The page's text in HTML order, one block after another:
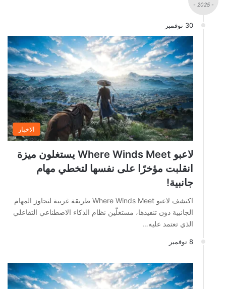
- 2025 -
30 نوفمبر
الاخبار
لاعبو Where Winds Meet يستغلون ميزة
انقلبت مؤخرًا على نفسها لتخطي مهام
جانبية!
اكتشف لاعبو Where Winds Meet طريقة غريبة لتجاوز المهام
الجانبية دون تنفيذها، مستغلّين نظام الذكاء الاصطناعي التفاعلي
الذي تعتمد عليه…
8 نوفمبر